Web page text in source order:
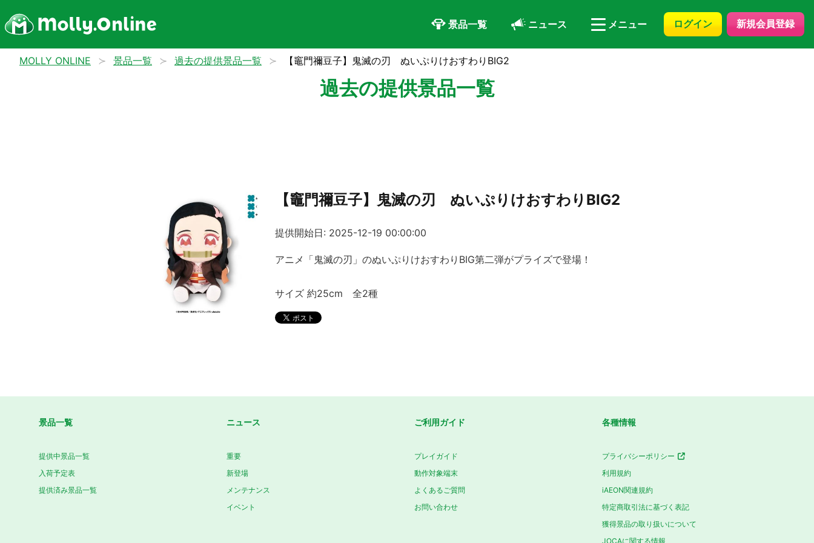
景品一覧 ニュース メニュー ログイン 新規会員登録
MOLLY ONLINE 景品一覧 過去の提供景品一覧 【竈門禰豆子】鬼滅の刃 ぬいぷりけおすわりBIG2
過去の提供景品一覧
【竈門禰豆子】鬼滅の刃 ぬいぷりけおすわりBIG2
提供開始日: 2025-12-19 00:00:00
アニメ「鬼滅の刃」のぬいぷりけおすわりBIG第二弾がプライズで登場！
サイズ 約25cm 全2種
景品一覧
提供中景品一覧
入荷予定表
提供済み景品一覧
ニュース
重要
新登場
メンテナンス
イベント
ご利用ガイド
プレイガイド
動作対象端末
よくあるご質問
お問い合わせ
各種情報
プライバシーポリシー
利用規約
iAEON関連規約
特定商取引法に基づく表記
獲得景品の取り扱いについて
JOCAに関する情報